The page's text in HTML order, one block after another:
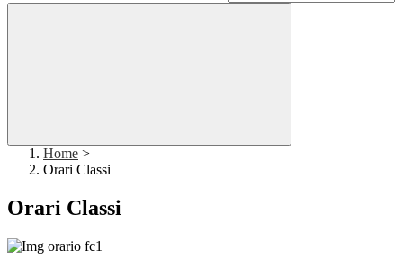
Home >
Orari Classi
Orari Classi